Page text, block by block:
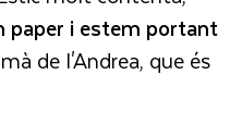
paper i estem portant
de l'Andrea, que és